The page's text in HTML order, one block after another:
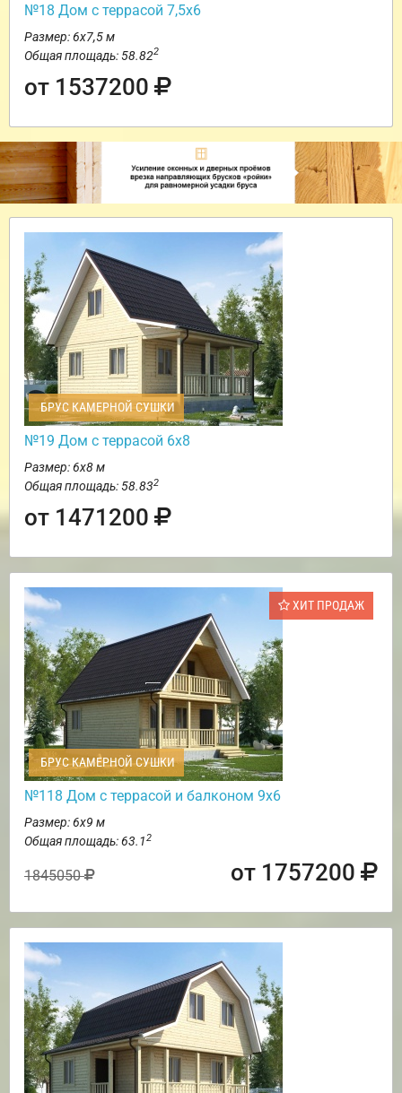
№18 Дом с террасой 7,5х6
Размер: 6х7,5 м
Общая площадь: 58.822
от 1537200
БРУС КАМЕРНОЙ СУШКИ
№19 Дом с террасой 6х8
Размер: 6х8 м
Общая площадь: 58.832
от 1471200
ХИТ ПРОДАЖ
БРУС КАМЕРНОЙ СУШКИ
№118 Дом с террасой и балконом 9х6
Размер: 6х9 м
Общая площадь: 63.12
1845050 от 1757200